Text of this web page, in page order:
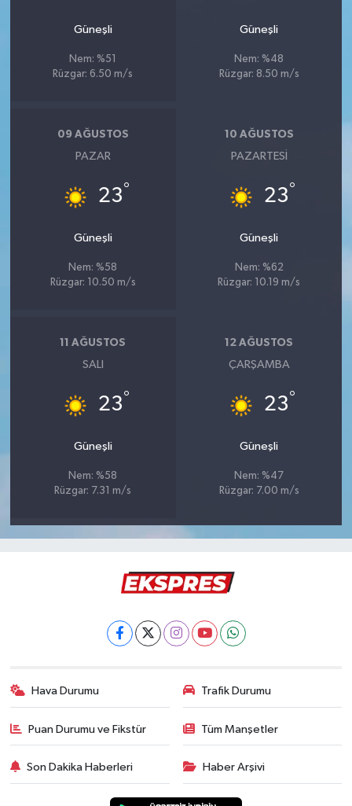
Güneşli
Nem: %51
Rüzgar: 6.50 m/s
Güneşli
Nem: %48
Rüzgar: 8.50 m/s
09 AĞUSTOS
PAZAR
23°
Güneşli
Nem: %58
Rüzgar: 10.50 m/s
10 AĞUSTOS
PAZARTESI
23°
Güneşli
Nem: %62
Rüzgar: 10.19 m/s
11 AĞUSTOS
SALI
23°
Güneşli
Nem: %58
Rüzgar: 7.31 m/s
12 AĞUSTOS
ÇARŞAMBA
23°
Güneşli
Nem: %47
Rüzgar: 7.00 m/s
Hava Durumu Trafik Durumu
Puan Durumu ve Fikstür Tüm Manşetler
Son Dakika Haberleri Haber Arşivi
Pazarlar
Politika
Sağlık
Simav
Spor
Yemek Tarifleri